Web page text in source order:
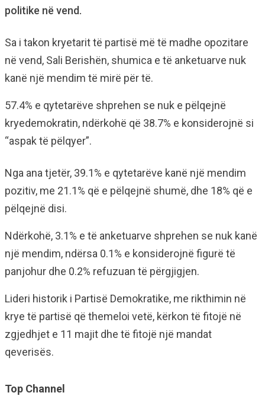
politike në vend.
Sa i takon kryetarit të partisë më të madhe opozitare
në vend, Sali Berishën, shumica e të anketuarve nuk
kanë një mendim të mirë për të.
57.4% e qytetarëve shprehen se nuk e pëlqejnë
kryedemokratin, ndërkohë që 38.7% e konsiderojnë si
“aspak të pëlqyer”.
Nga ana tjetër, 39.1% e qytetarëve kanë një mendim
pozitiv, me 21.1% që e pëlqejnë shumë, dhe 18% që e
pëlqejnë disi.
Ndërkohë, 3.1% e të anketuarve shprehen se nuk kanë
një mendim, ndërsa 0.1% e konsiderojnë figurë të
panjohur dhe 0.2% refuzuan të përgjigjen.
Lideri historik i Partisë Demokratike, me rikthimin në
krye të partisë që themeloi vetë, kërkon të fitojë në
zgjedhjet e 11 majit dhe të fitojë një mandat
qeverisës.
Top Channel